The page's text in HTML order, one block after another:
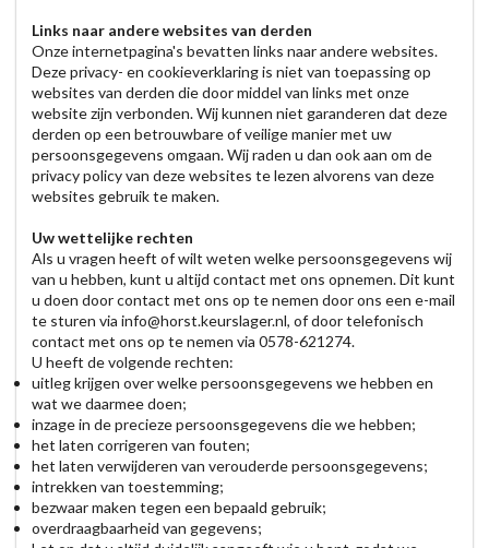
Links naar andere websites van derden
Onze internetpagina's bevatten links naar andere websites.
Deze privacy- en cookieverklaring is niet van toepassing op
websites van derden die door middel van links met onze
website zijn verbonden. Wij kunnen niet garanderen dat deze
derden op een betrouwbare of veilige manier met uw
persoonsgegevens omgaan. Wij raden u dan ook aan om de
privacy policy van deze websites te lezen alvorens van deze
websites gebruik te maken.
Uw wettelijke rechten
Als u vragen heeft of wilt weten welke persoonsgegevens wij
van u hebben, kunt u altijd contact met ons opnemen. Dit kunt
u doen door contact met ons op te nemen door ons een e-mail
te sturen via info@horst.keurslager.nl, of door telefonisch
contact met ons op te nemen via 0578-621274.
U heeft de volgende rechten:
uitleg krijgen over welke persoonsgegevens we hebben en
wat we daarmee doen;
inzage in de precieze persoonsgegevens die we hebben;
het laten corrigeren van fouten;
het laten verwijderen van verouderde persoonsgegevens;
intrekken van toestemming;
bezwaar maken tegen een bepaald gebruik;
overdraagbaarheid van gegevens;